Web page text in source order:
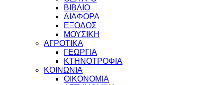
ΒΙΒΛΙΟ
ΔΙΑΦΟΡΑ
ΕΞΟΔΟΣ
ΜΟΥΣΙΚΗ
ΑΓΡΟΤΙΚΑ
ΓΕΩΡΓΙΑ
ΚΤΗΝΟΤΡΟΦΙΑ
ΚΟΙΝΩΝΙΑ
ΟΙΚΟΝΟΜΙΑ